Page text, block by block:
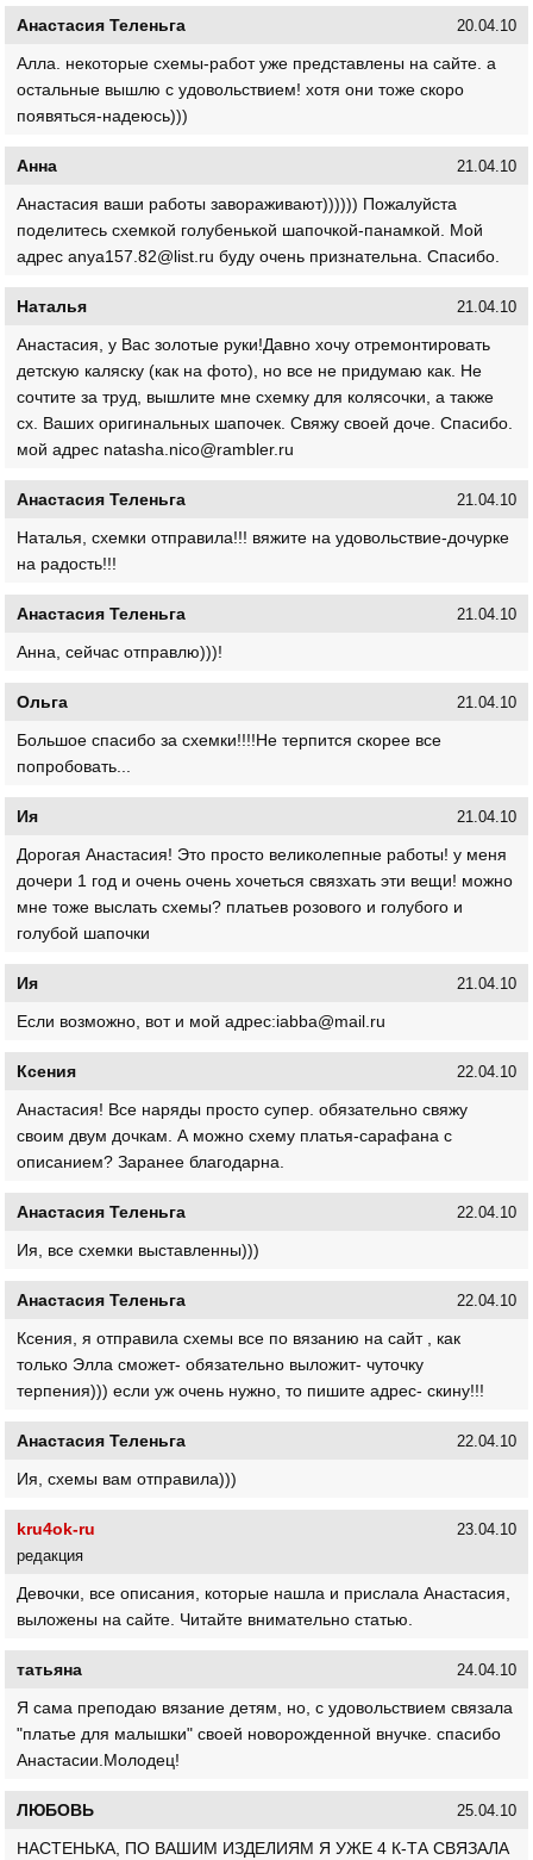
Анастасия Теленьга 20.04.10
Алла. некоторые схемы-работ уже представлены на сайте. а
остальные вышлю с удовольствием! хотя они тоже скоро
появяться-надеюсь)))
Анна 21.04.10
Анастасия ваши работы завораживают)))))) Пожалуйста
поделитесь схемкой голубенькой шапочкой-панамкой. Мой
адрес anya157.82@list.ru буду очень признательна. Спасибо.
Наталья 21.04.10
Анастасия, у Вас золотые руки!Давно хочу отремонтировать
детскую каляску (как на фото), но все не придумаю как. Не
сочтите за труд, вышлите мне схемку для колясочки, а также
сх. Ваших оригинальных шапочек. Свяжу своей доче. Спасибо.
мой адрес natasha.nico@rambler.ru
Анастасия Теленьга 21.04.10
Наталья, схемки отправила!!! вяжите на удовольствие-дочурке
на радость!!!
Анастасия Теленьга 21.04.10
Анна, сейчас отправлю)))!
Ольга 21.04.10
Большое спасибо за схемки!!!!Не терпится скорее все
попробовать...
Ия 21.04.10
Дорогая Анастасия! Это просто великолепные работы! у меня
дочери 1 год и очень очень хочеться связхать эти вещи! можно
мне тоже выслать схемы? платьев розового и голубого и
голубой шапочки
Ия 21.04.10
Если возможно, вот и мой адрес:iabba@mail.ru
Ксения 22.04.10
Анастасия! Все наряды просто супер. обязательно свяжу
своим двум дочкам. А можно схему платья-сарафана с
описанием? Заранее благодарна.
Анастасия Теленьга 22.04.10
Ия, все схемки выставленны)))
Анастасия Теленьга 22.04.10
Ксения, я отправила схемы все по вязанию на сайт , как
только Элла сможет- обязательно выложит- чуточку
терпения))) если уж очень нужно, то пишите адрес- скину!!!
Анастасия Теленьга 22.04.10
Ия, схемы вам отправила)))
kru4ok-ru
редакция
23.04.10
Девочки, все описания, которые нашла и прислала Анастасия,
выложены на сайте. Читайте внимательно статью.
татьяна 24.04.10
Я сама преподаю вязание детям, но, с удовольствием связала
"платье для малышки" своей новорожденной внучке. спасибо
Анастасии.Молодец!
ЛЮБОВЬ 25.04.10
НАСТЕНЬКА, ПО ВАШИМ ИЗДЕЛИЯМ Я УЖЕ 4 К-ТА СВЯЗАЛА